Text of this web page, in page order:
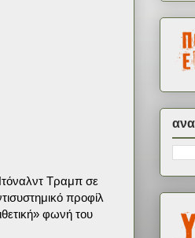
Τραμπ σε
προφίλ
φωνή του